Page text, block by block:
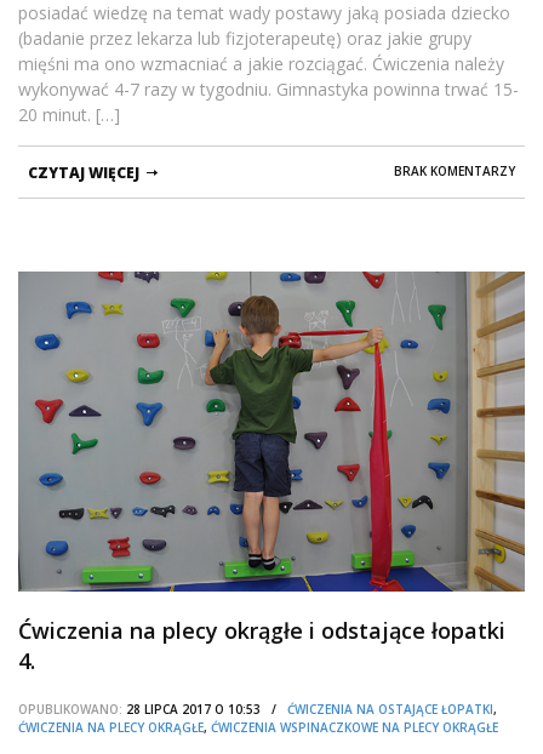
posiadać wiedzę na temat wady postawy jaką posiada dziecko
(badanie przez lekarza lub fizjoterapeutę) oraz jakie grupy
mięśni ma ono wzmacniać a jakie rozciągać. Ćwiczenia należy
wykonywać 4-7 razy w tygodniu. Gimnastyka powinna trwać 15-
20 minut. […]
BRAK KOMENTARZY
CZYTAJ WIĘCEJ
Ćwiczenia na plecy okrągłe i odstające łopatki
4.
OPUBLIKOWANO: 28 LIPCA 2017 O 10:53 / ĆWICZENIA NA OSTAJĄCE ŁOPATKI,
ĆWICZENIA NA PLECY OKRĄGŁE, ĆWICZENIA WSPINACZKOWE NA PLECY OKRĄGŁE